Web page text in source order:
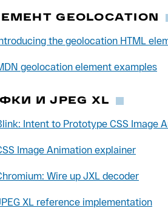
GEOLOCATION
the geolocation HTML
geolocation element examples
И JPEG XL
Intent to Prototype CSS Image
Image Animation explainer
Wire up JXL decoder
XL reference implementation